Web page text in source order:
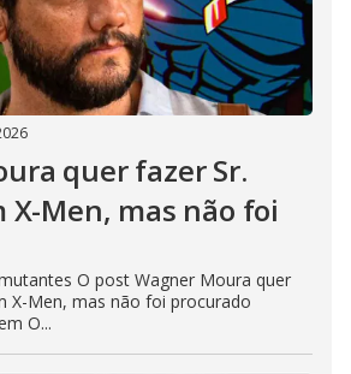
quer fazer Sr.
X-Men, mas não foi
O post Wagner Moura quer
X-Men, mas não foi procurado
O...